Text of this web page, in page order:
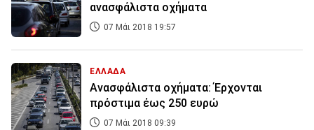
ανασφάλιστα οχήματα
07 Μάι 2018 19:57
ΕΛΛΑΔΑ
Ανασφάλιστα οχήματα: Έρχονται
πρόστιμα έως 250 ευρώ
07 Μάι 2018 09:39